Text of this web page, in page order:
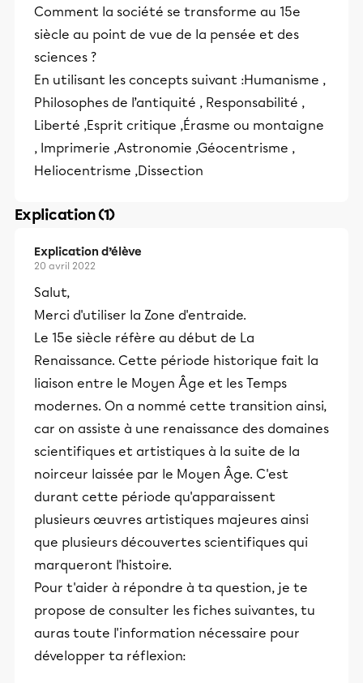
Comment la société se transforme au 15e
siècle au point de vue de la pensée et des
sciences ?
En utilisant les concepts suivant :Humanisme ,
Philosophes de l’antiquité , Responsabilité ,
Liberté ,Esprit critique ,Érasme ou montaigne
, Imprimerie ,Astronomie ,Géocentrisme ,
Heliocentrisme ,Dissection
Explication (1)
Explication d’élève
20 avril 2022
Salut,
Merci d'utiliser la Zone d'entraide.
Le 15e siècle réfère au début de La
Renaissance. Cette période historique fait la
liaison entre le Moyen Âge et les Temps
modernes. On a nommé cette transition ainsi,
car on assiste à une renaissance des domaines
scientifiques et artistiques à la suite de la
noirceur laissée par le Moyen Âge. C'est
durant cette période qu'apparaissent
plusieurs œuvres artistiques majeures ainsi
que plusieurs découvertes scientifiques qui
marqueront l'histoire.
Pour t'aider à répondre à ta question, je te
propose de consulter les fiches suivantes, tu
auras toute l'information nécessaire pour
développer ta réflexion: